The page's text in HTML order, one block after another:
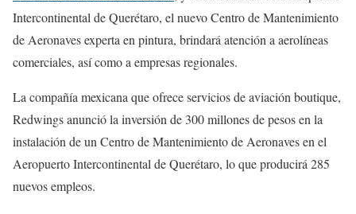
Intercontinental de Querétaro, el nuevo Centro de Mantenimiento
de Aeronaves experta en pintura, brindará atención a aerolíneas
comerciales, así como a empresas regionales.
La compañía mexicana que ofrece servicios de aviación boutique,
Redwings anunció la inversión de 300 millones de pesos en la
instalación de un Centro de Mantenimiento de Aeronaves en el
Aeropuerto Intercontinental de Querétaro, lo que producirá 285
nuevos empleos.